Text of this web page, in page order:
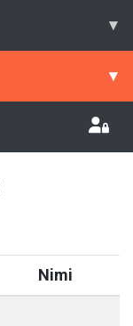
▾
▾
Nimi